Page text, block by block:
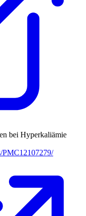
bei Hyperkaliämie
PMC12107279/